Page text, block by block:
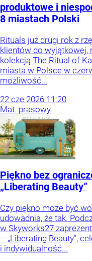
produktowe i
8 miastach Polski
Rituals już drugi rok z
klientów do
kolekcją The Ritual of
miasta w Polsce w
możliwość...
22 cze 2026 11:20
Mat. prasowy
Piękno bez
„Liberating Beauty”
Czy piękno może być
udowadnia, że tak.
w Skyworks27
– „Liberating Beauty”,
i indywidualność...